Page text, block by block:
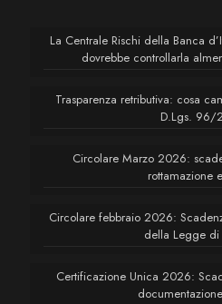
La Centrale Rischi della Banca
dovrebbe controllarla
Trasparenza retributiva: cosa
D.Lgs. 96/
Circolare Marzo 2026:
rottamazione
Circolare febbraio 2026:
della Legge di
Certificazione Unica 2026: